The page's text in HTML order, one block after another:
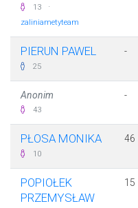
13 ·
zaliniametyteam
PIERUN PAWEL
25
-
Anonim
43
-
PŁOSA MONIKA
10
46
POPIOŁEK
PRZEMYSŁAW
15